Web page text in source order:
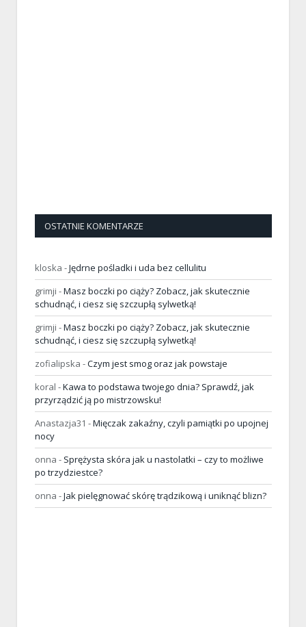
OSTATNIE KOMENTARZE
kloska -Jędrne pośladki i uda bez cellulitu
grimji -Masz boczki po ciąży? Zobacz, jak skutecznie
schudnąć, i ciesz się szczupłą sylwetką!
grimji -Masz boczki po ciąży? Zobacz, jak skutecznie
schudnąć, i ciesz się szczupłą sylwetką!
zofialipska -Czym jest smog oraz jak powstaje
koral -Kawa to podstawa twojego dnia? Sprawdź, jak
przyrządzić ją po mistrzowsku!
Anastazja31 -Mięczak zakaźny, czyli pamiątki po upojnej
nocy
onna - Sprężysta skóra jak u nastolatki – czy to możliwe
po trzydziestce?
onna -Jak pielęgnować skórę trądzikową i uniknąć blizn?